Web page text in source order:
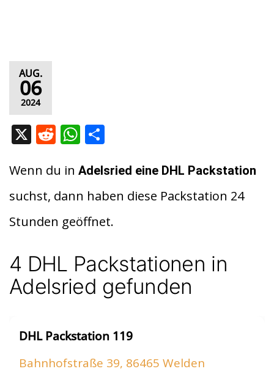
AUG.
06
2024
X R
d
di
t
W
at
s
A
p
p
le
n
Wenn du in Adelsried eine DHL Packstation
suchst, dann haben diese Packstation 24
Stunden geöffnet.
4 DHL Packstationen in
Adelsried gefunden
DHL Packstation 119
Bahnhofstraße 39, 86465 Welden